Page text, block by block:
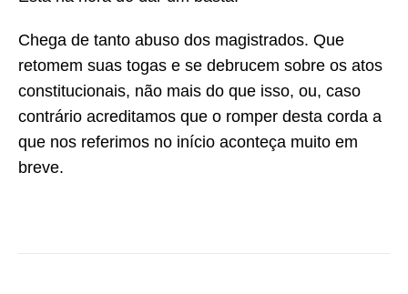
Chega de tanto abuso dos magistrados. Que
retomem suas togas e se debrucem sobre os atos
constitucionais, não mais do que isso, ou, caso
contrário acreditamos que o romper desta corda a
que nos referimos no início aconteça muito em
breve.